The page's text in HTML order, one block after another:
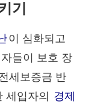
기
이 심화되고
들이 보호 장
세보증금 반
세입자의 경제